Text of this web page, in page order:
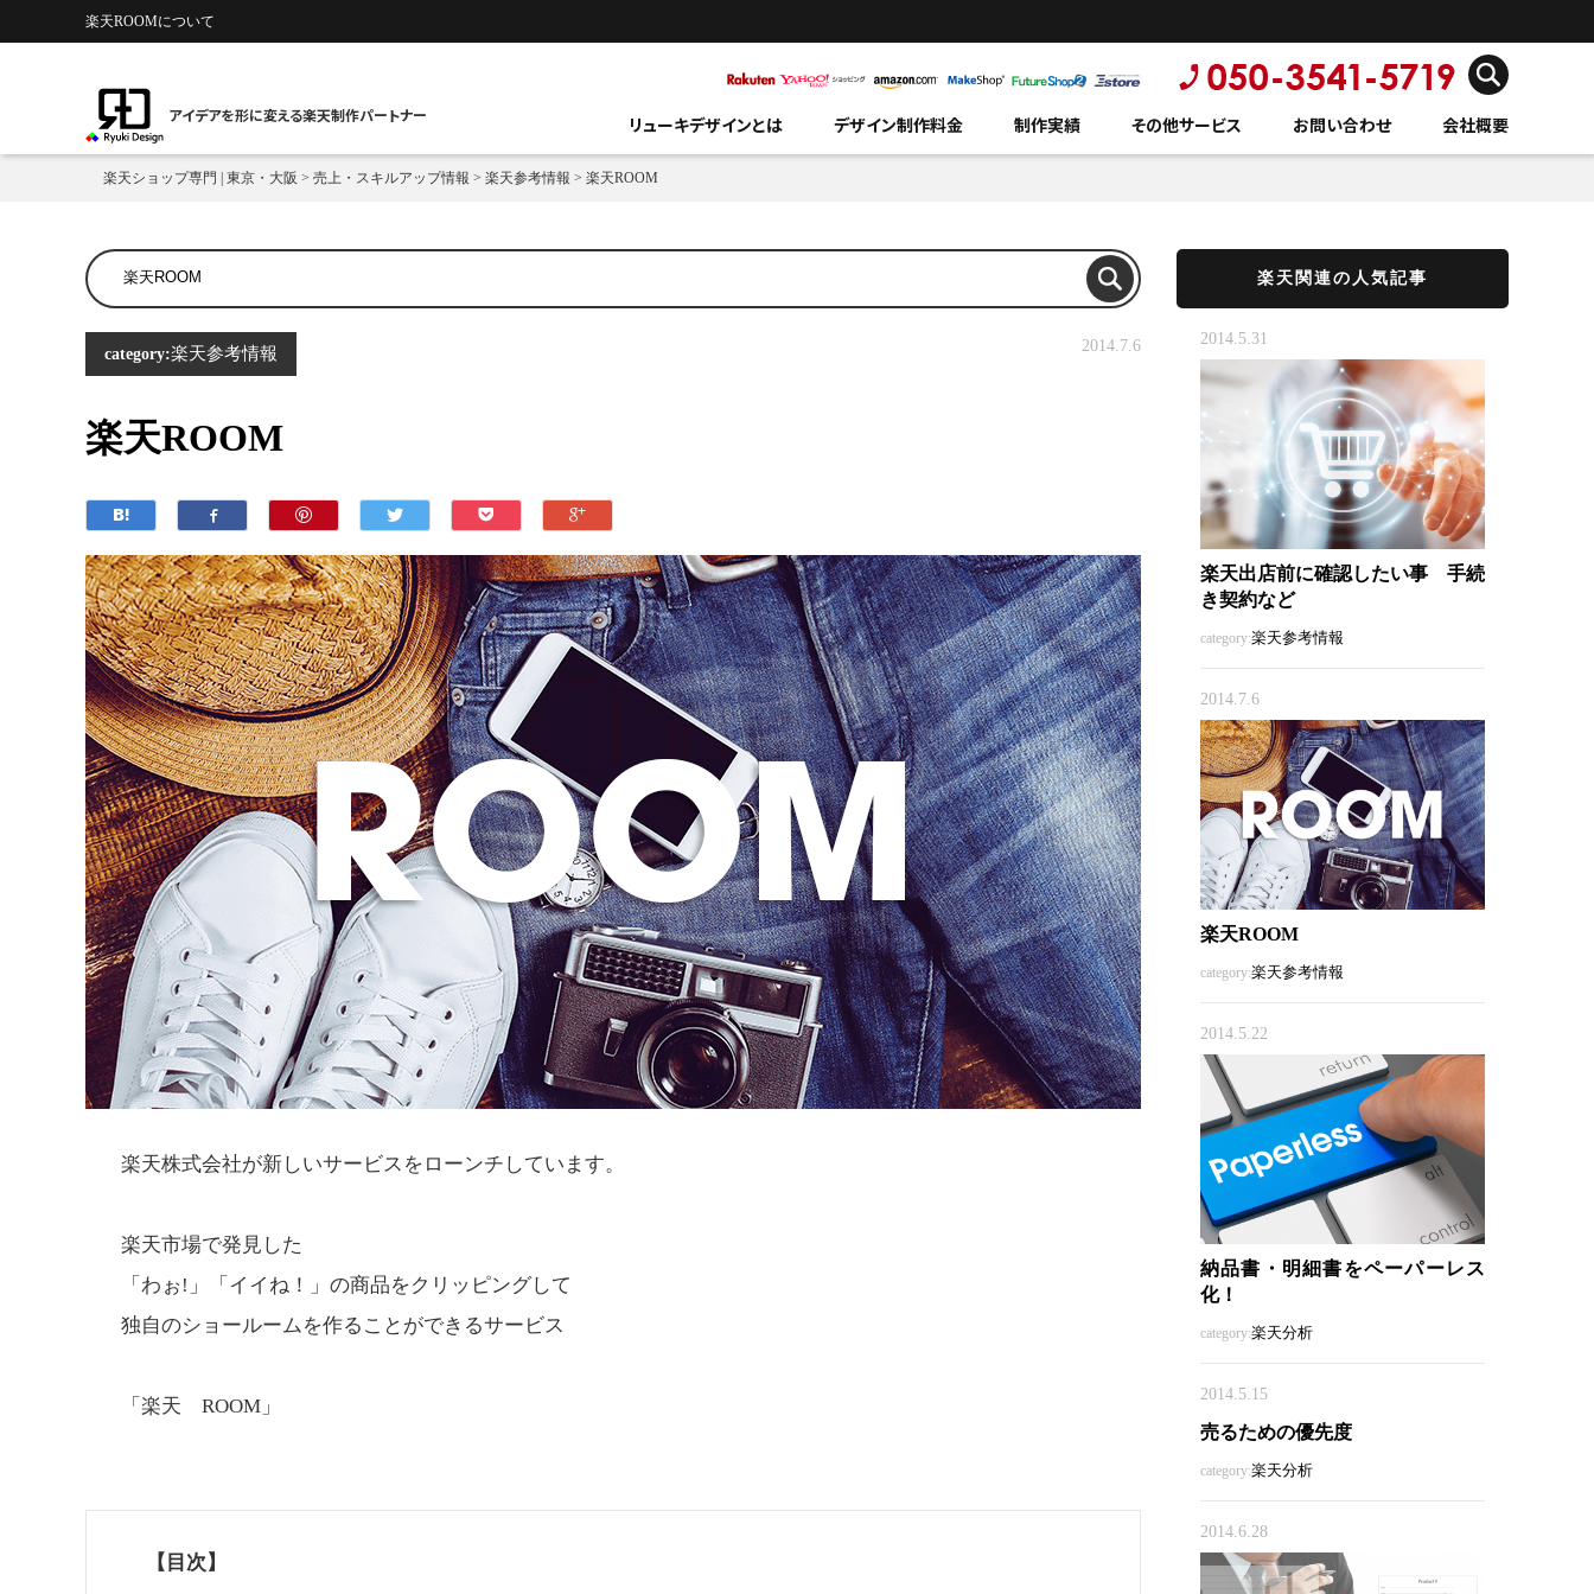
楽天ROOMについて
アイデアを形に変える楽天制作パートナー リューキデザインとは デザイン制作料金 制作実績 その他サービス お問い合わせ 会社概要
楽天ショップ専門 | 東京・大阪 > 売上・スキルアップ情報 > 楽天参考情報 > 楽天ROOM
category:楽天参考情報 2014.7.6
楽天ROOM
楽天株式会社が新しいサービスをローンチしています。
楽天市場で発見した
「わぉ!」「イイね！」の商品をクリッピングして
独自のショールームを作ることができるサービス
「楽天 ROOM」
【目次】
楽天関連の人気記事
2014.5.31
楽天出店前に確認したい事 手続
き契約など
category:楽天参考情報
2014.7.6
楽天ROOM
category:楽天参考情報
2014.5.22
納品書・明細書をペーパーレス
化！
category:楽天分析
2014.5.15
売るための優先度
category:楽天分析
2014.6.28